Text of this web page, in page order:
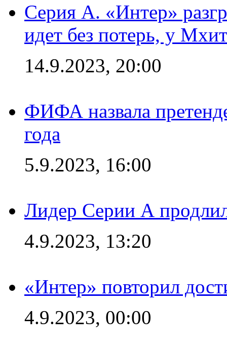
Серия А. «Интер»
идет без потерь, у
14.9.2023, 20:00
ФИФА назвала
года
5.9.2023, 16:00
Лидер Серии А
4.9.2023, 13:20
«Интер» повторил
4.9.2023, 00:00